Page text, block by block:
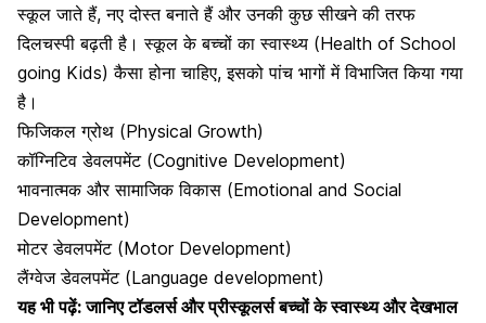
स्कूल जाते हैं, नए दोस्त बनाते हैं और उनकी कुछ सीखने की तरफ
दिलचस्पी बढ़ती है। स्कूल के बच्चों का स्वास्थ्य (Health of School
going Kids) कैसा होना चाहिए, इसको पांच भागों में विभाजित किया गया
है।
फिजिकल ग्रोथ (Physical Growth)
कॉग्निटिव डेवलपमेंट (Cognitive Development)
भावनात्मक और सामाजिक विकास (Emotional and Social
Development)
मोटर डेवलपमेंट(Motor Development)
लैंग्वेज डेवलपमेंट (Language development)
यह भी पढ़ें:जानिए टॉडलर्स और प्रीस्कूलर्स बच्चों के स्वास्थ्य और देखभाल